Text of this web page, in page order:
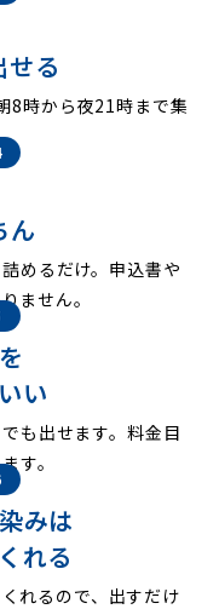
せる
8時から夜21時まで集
ん
めるだけ。申込書や
ません。
い
も出せます。料金目
す。
みは
れる
れるので、出すだけ